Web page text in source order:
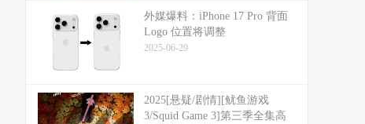
外媒爆料：​​iPhone 17 Pro 背面
Logo 位置将调整​​
2025-06-29
2025[悬疑/剧情][鱿鱼游戏
3/Squid Game 3]第三季全集高